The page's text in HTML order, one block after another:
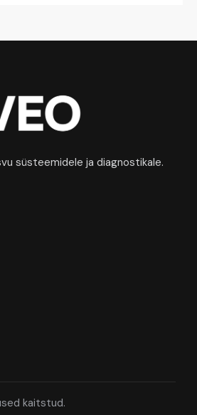
süsteemidele ja diagnostikale.
kaitstud.